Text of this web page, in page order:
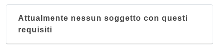
Attualmente nessun soggetto con questi
requisiti